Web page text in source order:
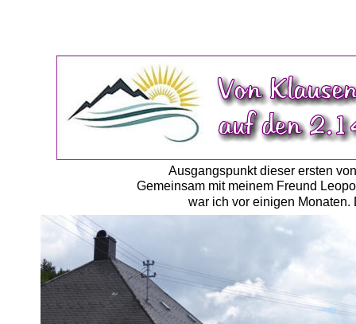
Ausgangspunkt dieser ersten
Gemeinsam mit meinem Freund
war ich vor einigen